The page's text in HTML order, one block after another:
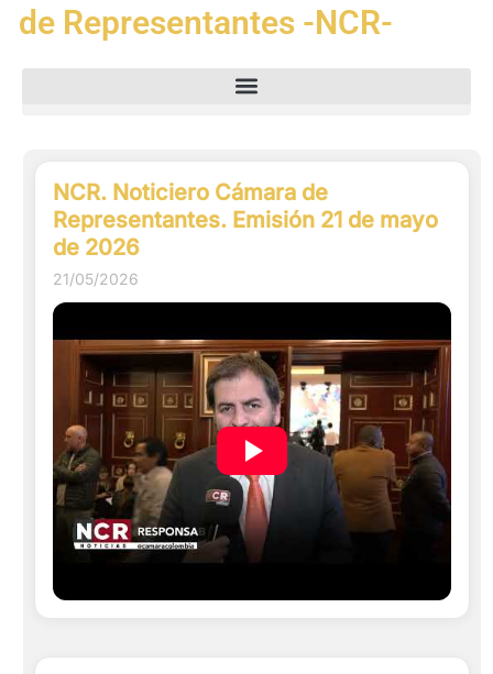
de Representantes -NCR-
NCR. Noticiero Cámara de
Representantes. Emisión 21 de mayo
de 2026
21/05/2026